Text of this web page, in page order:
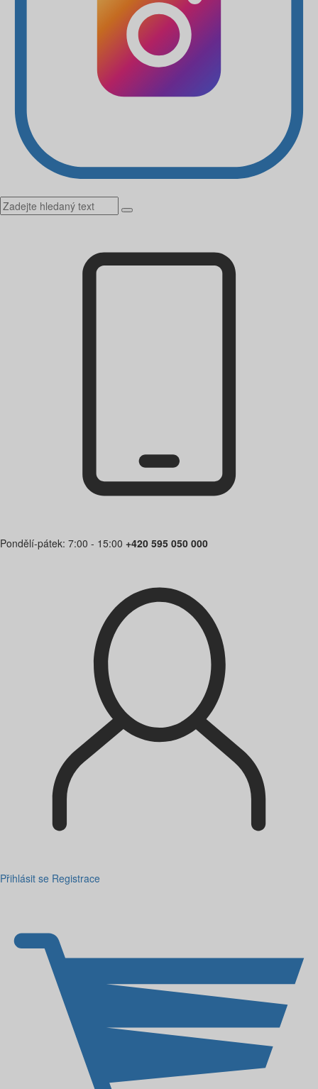
Pondělí-pátek: 7:00 - 15:00 +420 595 050 000
Přihlásit se Registrace